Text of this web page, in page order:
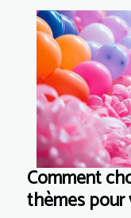
Comment
thèmes